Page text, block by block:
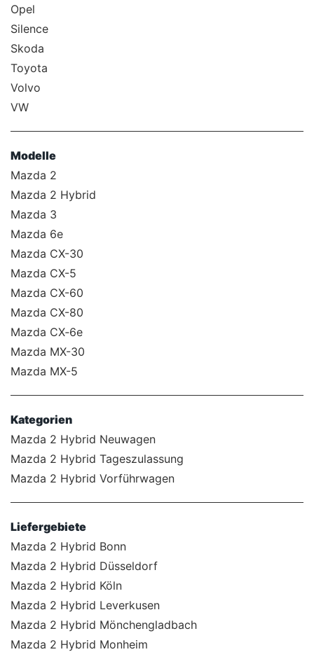
Opel
Silence
Skoda
Toyota
Volvo
VW
Modelle
Mazda 2
Mazda 2 Hybrid
Mazda 3
Mazda 6e
Mazda CX-30
Mazda CX-5
Mazda CX-60
Mazda CX-80
Mazda CX‑6e
Mazda MX-30
Mazda MX-5
Kategorien
Mazda 2 Hybrid Neuwagen
Mazda 2 Hybrid Tageszulassung
Mazda 2 Hybrid Vorführwagen
Liefergebiete
Mazda 2 Hybrid Bonn
Mazda 2 Hybrid Düsseldorf
Mazda 2 Hybrid Köln
Mazda 2 Hybrid Leverkusen
Mazda 2 Hybrid Mönchengladbach
Mazda 2 Hybrid Monheim